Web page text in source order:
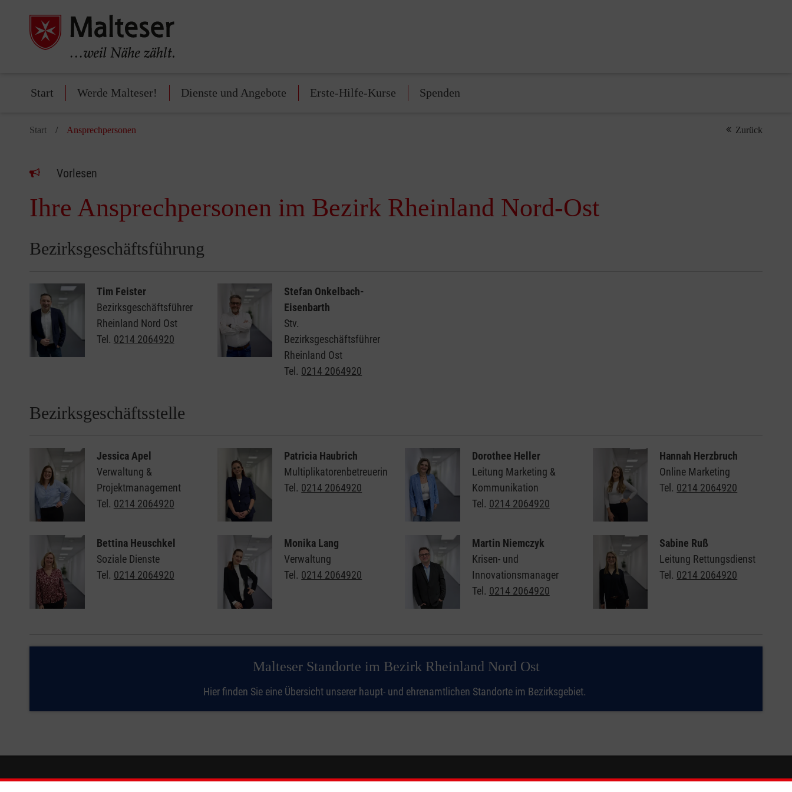
Start Werde Malteser! Dienste und Angebote Erste-Hilfe-Kurse Spenden
Start Ansprechpersonen Zurück
Vorlesen
Ihre Ansprechpersonen im Bezirk Rheinland Nord-Ost
Bezirksgeschäftsführung
Tim Feister
Bezirksgeschäftsführer
Rheinland Nord Ost
Tel. 0214 2064920
Stefan Onkelbach-
Eisenbarth
Stv.
Bezirksgeschäftsführer
Rheinland Ost
Tel. 0214 2064920
Bezirksgeschäftsstelle
Jessica Apel
Verwaltung &
Projektmanagement
Tel. 0214 2064920
Patricia Haubrich
Multiplikatorenbetreuerin
Tel. 0214 2064920
Dorothee Heller
Leitung Marketing &
Kommunikation
Tel. 0214 2064920
Hannah Herzbruch
Online Marketing
Tel. 0214 2064920
Bettina Heuschkel
Soziale Dienste
Tel. 0214 2064920
Monika Lang
Verwaltung
Tel. 0214 2064920
Martin Niemczyk
Krisen- und
Innovationsmanager
Tel. 0214 2064920
Sabine Ruß
Leitung Rettungsdienst
Tel. 0214 2064920
Malteser Standorte im Bezirk Rheinland Nord Ost
Hier finden Sie eine Übersicht unserer haupt- und ehrenamtlichen Standorte im Bezirksgebiet.
Informationen Die Malteser Spendenkonto So finden Sie uns